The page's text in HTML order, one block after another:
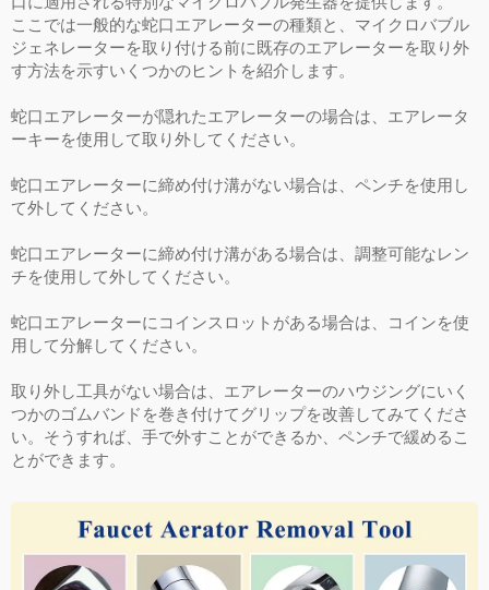
ここでは一般的な蛇口エアレーターの種類と、マイクロバブル
ジェネレーターを取り付ける前に既存のエアレーターを取り外
す方法を示すいくつかのヒントを紹介します。
蛇口エアレーターが隠れたエアレーターの場合は、エアレータ
ーキーを使用して取り外してください。
蛇口エアレーターに締め付け溝がない場合は、ペンチを使用し
て外してください。
蛇口エアレーターに締め付け溝がある場合は、調整可能なレン
チを使用して外してください。
蛇口エアレーターにコインスロットがある場合は、コインを使
用して分解してください。
取り外し工具がない場合は、エアレーターのハウジングにいく
つかのゴムバンドを巻き付けてグリップを改善してみてくださ
い。そうすれば、手で外すことができるか、ペンチで緩めるこ
とができます。